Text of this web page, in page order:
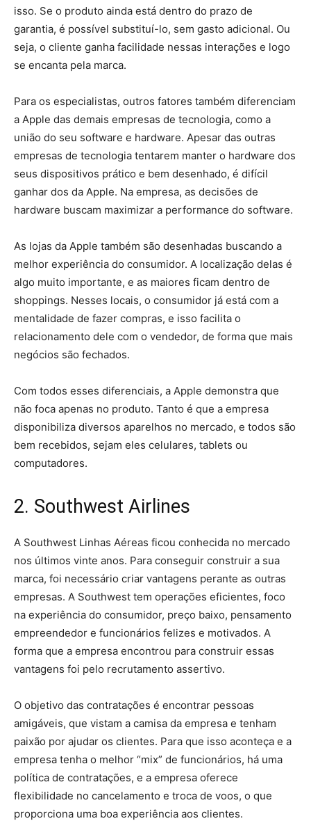
isso. Se o produto ainda está dentro do prazo de
garantia, é possível substituí-lo, sem gasto adicional. Ou
seja, o cliente ganha facilidade nessas interações e logo
se encanta pela marca.
Para os especialistas, outros fatores também diferenciam
a Apple das demais empresas de tecnologia, como a
união do seu software e hardware. Apesar das outras
empresas de tecnologia tentarem manter o hardware dos
seus dispositivos prático e bem desenhado, é difícil
ganhar dos da Apple. Na empresa, as decisões de
hardware buscam maximizar a performance do software.
As lojas da Apple também são desenhadas buscando a
melhor experiência do consumidor. A localização delas é
algo muito importante, e as maiores ficam dentro de
shoppings. Nesses locais, o consumidor já está com a
mentalidade de fazer compras, e isso facilita o
relacionamento dele com o vendedor, de forma que mais
negócios são fechados.
Com todos esses diferenciais, a Apple demonstra que
não foca apenas no produto. Tanto é que a empresa
disponibiliza diversos aparelhos no mercado, e todos são
bem recebidos, sejam eles celulares, tablets ou
computadores.
2. Southwest Airlines
A Southwest Linhas Aéreas ficou conhecida no mercado
nos últimos vinte anos. Para conseguir construir a sua
marca, foi necessário criar vantagens perante as outras
empresas. A Southwest tem operações eficientes, foco
na experiência do consumidor, preço baixo, pensamento
empreendedor e funcionários felizes e motivados. A
forma que a empresa encontrou para construir essas
vantagens foi pelo recrutamento assertivo.
O objetivo das contratações é encontrar pessoas
amigáveis, que vistam a camisa da empresa e tenham
paixão por ajudar os clientes. Para que isso aconteça e a
empresa tenha o melhor “mix” de funcionários, há uma
política de contratações, e a empresa oferece
flexibilidade no cancelamento e troca de voos, o que
proporciona uma boa experiência aos clientes.